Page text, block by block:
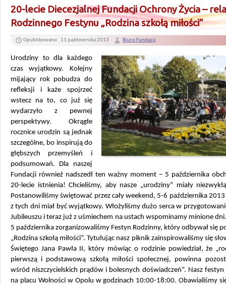
20-lecie Diecezjalnej Fundacji Ochrony Życia –
Rodzinnego Festynu „Rodzina szkołą miłości”
Opublikowano 11 października 2013 Biuro Fundacji
Urodziny to dla każdego
czas wyjątkowy. Kolejny
mijający rok pobudza do
refleksji i każe spojrzeć
wstecz na to, co już się
wydarzyło z pewnej
perspektywy. Okrągłe
rocznice urodzin są jednak
szczególne, bo inspirują do
głębszych przemyśleń i
podsumowań. Dla naszej
Fundacji również nadszedł ten ważny moment – 5 października
20-lecie istnienia! Chcieliśmy, aby nasze „urodziny” miały
Postanowiliśmy świętować przez cały weekend, 5-6 października 2013
z tych dni miał być wyjątkowy. Włożyliśmy dużo serca w
Jubileuszu i teraz już z uśmiechem na ustach wspominamy minione dni.
5 października zorganizowaliśmy Festyn Rodzinny, który odbywał się
„Rodzina szkołą miłości”. Tytułując nasz piknik zainspirowaliśmy się
Świętego Jana Pawła II, który mówiąc o rodzinie powiedział, że
pierwszą i podstawową szkołą miłości społecznej, powinna
wśród niszczycielskich prądów i bolesnych doświadczeń”. Nasz festyn
na placu Wolności w Opolu w godzinach 10:00-18:00. Obawialiśmy